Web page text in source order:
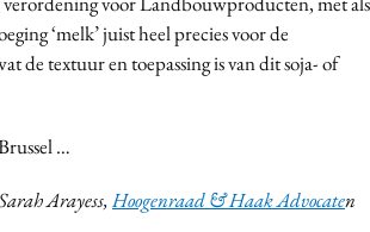
‘melk’ juist heel precies voor de
de textuur en toepassing is van dit soja- of
…
Arayess, Hoogenraad & Haak Advocaten